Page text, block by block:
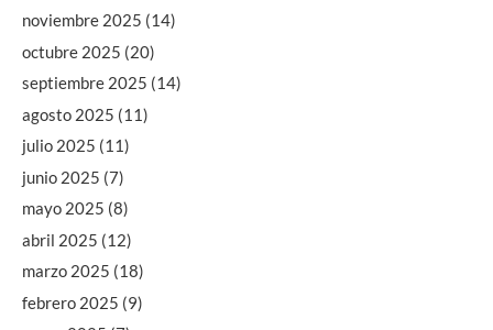
noviembre 2025 (14)
octubre 2025 (20)
septiembre 2025 (14)
agosto 2025 (11)
julio 2025 (11)
junio 2025 (7)
mayo 2025 (8)
abril 2025 (12)
marzo 2025 (18)
febrero 2025 (9)